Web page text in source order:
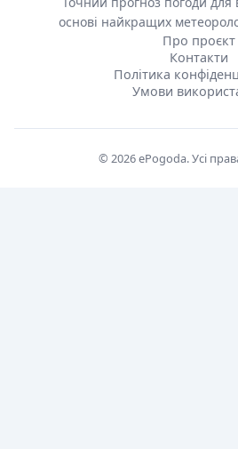
основі найкращих
Про проєкт
Контакти
Політика
Умови
© 2026 ePogoda. Усі